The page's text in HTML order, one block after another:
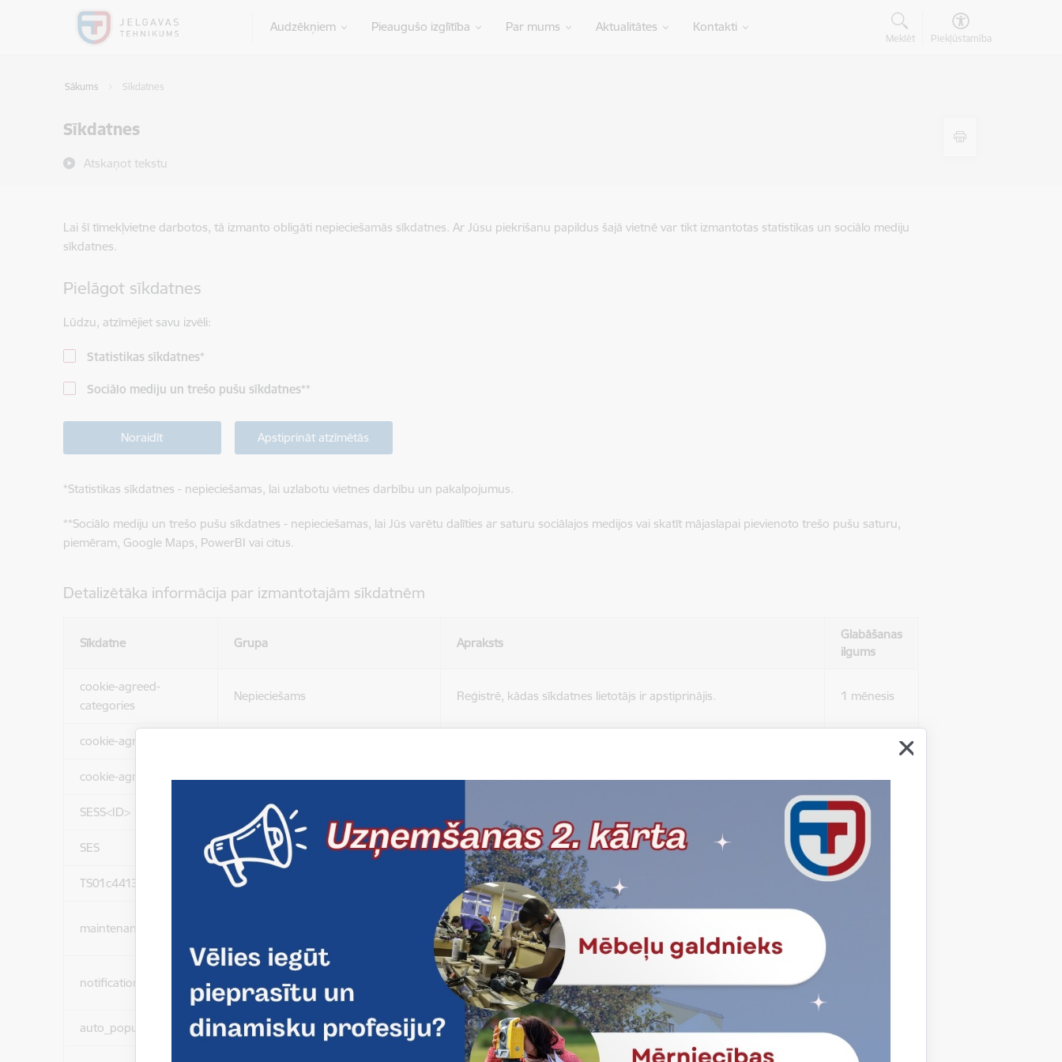
Pāriet uz lapas saturu
Audzēkņiem Pieaugušo izglītība Par mums Aktualitātes Kontakti
Meklēt Piekļūstamība
Sākums Sīkdatnes
Sīkdatnes
Atskaņot tekstu
Lai šī tīmekļvietne darbotos, tā izmanto obligāti nepieciešamās sīkdatnes. Ar Jūsu piekrišanu papildus šajā vietnē var tikt izmantotas statistikas un sociālo mediju
sīkdatnes.
Pielāgot sīkdatnes
Lūdzu, atzīmējiet savu izvēli:
Statistikas sīkdatnes*
Sociālo mediju un trešo pušu sīkdatnes**
Noraidīt Apstiprināt atzīmētās
*Statistikas sīkdatnes - nepieciešamas, lai uzlabotu vietnes darbību un pakalpojumus.
**Sociālo mediju un trešo pušu sīkdatnes - nepieciešamas, lai Jūs varētu dalīties ar saturu sociālajos medijos vai skatīt mājaslapai pievienoto trešo pušu saturu,
piemēram, Google Maps, PowerBI vai citus.
Detalizētāka informācija par izmantotajām sīkdatnēm
Sīkdatne Grupa Apraksts
Glabāšanas
ilgums
cookie-agreed-
categories
Nepieciešams Reģistrē, kādas sīkdatnes lietotājs ir apstiprinājis. 1 mēnesis
cookie-agreed
cookie-agreed-version Nepieciešams Reģistrē, kuru sīkdatņu paziņojuma versiju lietotājs ir apstiprinājis. 1 mēnesis
SESS<ID> Nepieciešams 1 stunda
SES Nepieciešams Sesijas uzturēšana no slodzes dalīšanas viedokļa. Sesija
TS01c44137 Nepieciešams Drošības politikas sesija. Sesija
maintenance_message
Sīkdatne ir nepieciešama, lai visiem lietotājiem nerādītu ziņojumus
pēc tam, kad viņi ir izlasījuši un aizvēruši tos.
notification_messages Nepieciešams
Sīkdatne ir nepieciešama, lai visiem lietotājiem nerādītu ziņojumus
pēc tam, kad viņi ir izlasījuši un aizvēruši tos.
auto_popup_showed Nepieciešams Reģistrē, ka tiek parādīts modālais logs.